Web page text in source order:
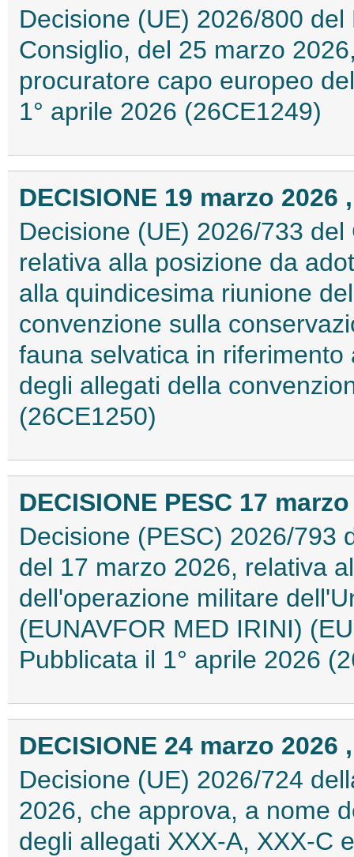
Decisione (UE) 2026/800
Consiglio, del 25 marzo
procuratore capo europeo
1° aprile 2026 (26CE1249)
DECISIONE 19 marzo 2026
Decisione (UE) 2026/733
relativa alla posizione da
alla quindicesima riunione
convenzione sulla
fauna selvatica in
degli allegati della
(26CE1250)
DECISIONE PESC 17
Decisione (PESC) 2026/793
del 17 marzo 2026, relativa
dell'operazione militare
(EUNAVFOR MED IRINI)
Pubblicata il 1° aprile 2026
DECISIONE 24 marzo 2026
Decisione (UE) 2026/724
2026, che approva, a nome
degli allegati XXX-A, XXX-C